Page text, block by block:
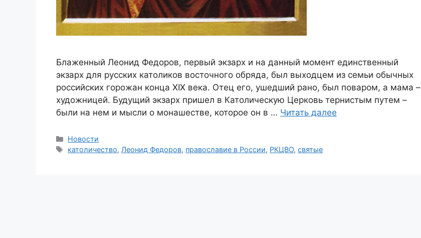
Блаженный Леонид Федоров, первый экзарх и на данный момент единственный
экзарх для русских католиков восточного обряда, был выходцем из семьи обычных
российских горожан конца XIX века. Отец его, ушедший рано, был поваром, а мама –
художницей. Будущий экзарх пришел в Католическую Церковь тернистым путем –
были на нем и мысли о монашестве, которое он в … Читать далее
Рубрики
Новости
Метки
католичество,Леонид Федоров, православие в России, РКЦВО,святые